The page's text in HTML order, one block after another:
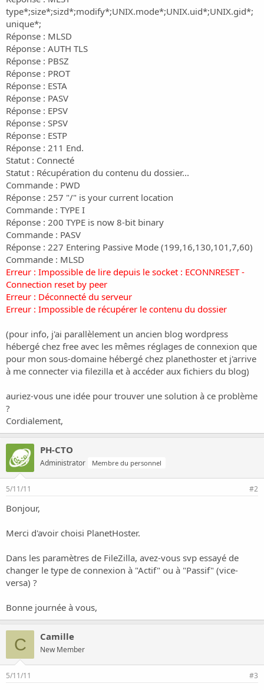
type*;size*;sizd*;modify*;UNIX.mode*;UNIX.uid*;UNIX.gid*;
unique*;
Réponse : MLSD
Réponse : AUTH TLS
Réponse : PBSZ
Réponse : PROT
Réponse : ESTA
Réponse : PASV
Réponse : EPSV
Réponse : SPSV
Réponse : ESTP
Réponse : 211 End.
Statut : Connecté
Statut : Récupération du contenu du dossier...
Commande : PWD
Réponse : 257 "/" is your current location
Commande : TYPE I
Réponse : 200 TYPE is now 8-bit binary
Commande : PASV
Réponse : 227 Entering Passive Mode (199,16,130,101,7,60)
Commande : MLSD
Erreur : Impossible de lire depuis le socket : ECONNRESET -
Connection reset by peer
Erreur : Déconnecté du serveur
Erreur : Impossible de récupérer le contenu du dossier
(pour info, j'ai parallèlement un ancien blog wordpress
hébergé chez free avec les mêmes réglages de connexion que
pour mon sous-domaine hébergé chez planethoster et j'arrive
à me connecter via filezilla et à accéder aux fichiers du blog)
auriez-vous une idée pour trouver une solution à ce problème
?
Cordialement,
PH-CTO
Administrator Membre du personnel
5/11/11 #2
Bonjour,
Merci d'avoir choisi PlanetHoster.
Dans les paramètres de FileZilla, avez-vous svp essayé de
changer le type de connexion à "Actif" ou à "Passif" (vice-
versa) ?
Bonne journée à vous,
C Camille
New Member
5/11/11 #3